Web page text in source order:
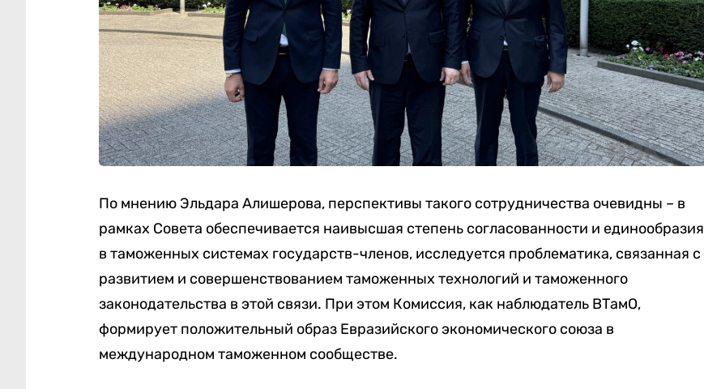
По мнению Эльдара Алишерова, перспективы такого сотрудничества очевидны – в
рамках Совета обеспечивается наивысшая степень согласованности и единообразия
в таможенных системах государств-членов, исследуется проблематика, связанная с
развитием и совершенствованием таможенных технологий и таможенного
законодательства в этой связи. При этом Комиссия, как наблюдатель ВТамО,
формирует положительный образ Евразийского экономического союза в
международном таможенном сообществе.